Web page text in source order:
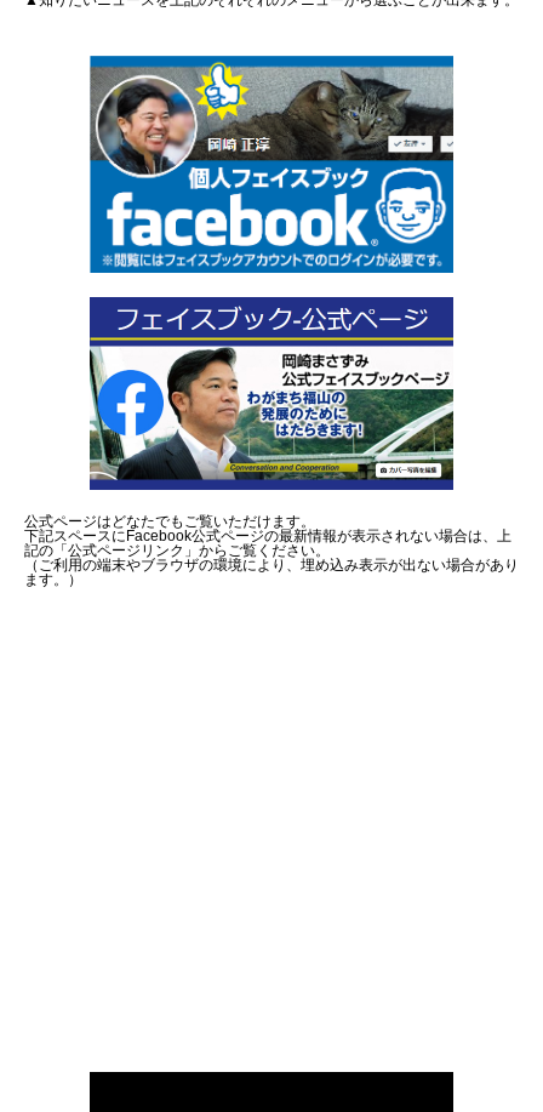
公式ページはどなたでもご覧いただけます。
下記スペースにFacebook公式ページの最新情報が表示されない場合は、上
記の「公式ページリンク」からご覧ください。
（ご利用の端末やブラウザの環境により、埋め込み表示が出ない場合があり
ます。）